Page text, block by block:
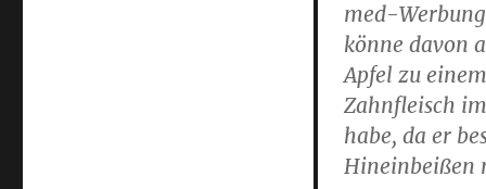
med-Werbung
könne davon
Apfel zu
Zahnfleisch
habe, da er
Hineinbeißen